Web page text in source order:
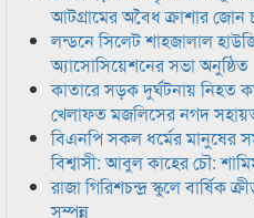
আটগ্রামের অবৈধ ক্রাশার জোন
লন্ডনে সিলেট শাহজালাল
অ্যাসোসিয়েশনের সভা অনুষ্ঠিত
কাতারে সড়ক দুর্ঘটনায় নিহত
খেলাফত মজলিসের নগদ
বিএনপি সকল ধর্মের মানুষের
বিশ্বাসী: আবুল কাহের চৌ:
রাজা গিরিশচন্দ্র স্কুলে বার্ষিক
সম্পন্ন